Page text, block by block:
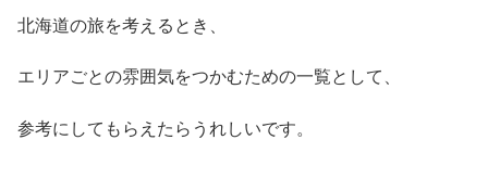
北海道の旅を考えるとき、
エリアごとの雰囲気をつかむための一覧として、
参考にしてもらえたらうれしいです。